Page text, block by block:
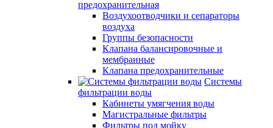
предохранительная
Воздухоотводчики и сепараторы
воздуха
Группы безопасности
Клапана балансировочные и
мембранные
Клапана предохранительные
Системы
фильтрации воды
Кабинеты умягчения воды
Магистральные фильтры
Фильтры под мойку